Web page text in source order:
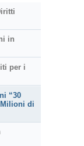
in
per i
“30
di